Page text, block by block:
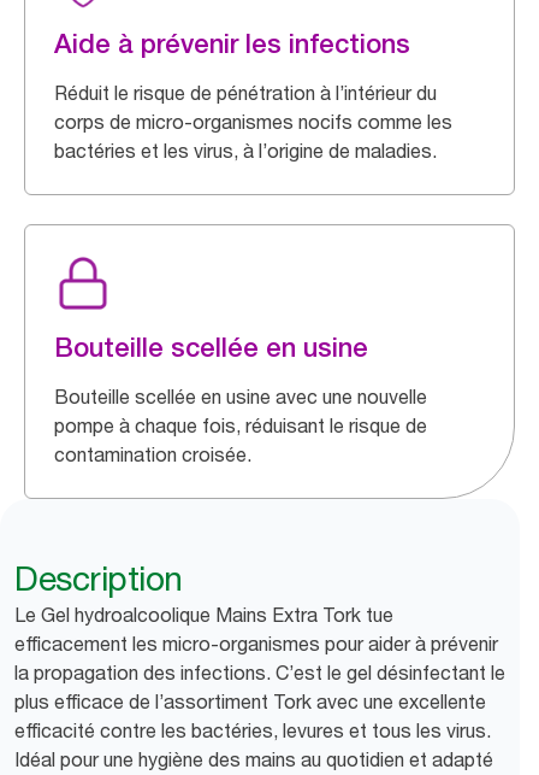
Aide à prévenir les infections
Réduit le risque de pénétration à l’intérieur du
corps de micro-organismes nocifs comme les
bactéries et les virus, à l’origine de maladies.
Bouteille scellée en usine
Bouteille scellée en usine avec une nouvelle
pompe à chaque fois, réduisant le risque de
contamination croisée.
Description
Le Gel hydroalcoolique Mains Extra Tork tue
efficacement les micro-organismes pour aider à prévenir
la propagation des infections. C’est le gel désinfectant le
plus efficace de l’assortiment Tork avec une excellente
efficacité contre les bactéries, levures et tous les virus.
Idéal pour une hygiène des mains au quotidien et adapté